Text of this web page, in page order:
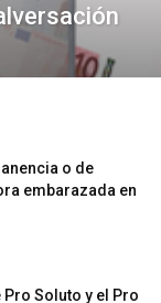
o de
embarazada en
Soluto y el Pro